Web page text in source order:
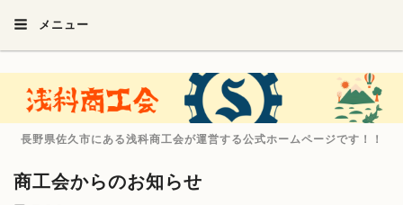
メニュー
長野県佐久市にある浅科商工会が運営する公式ホームページです！！
商工会からのお知らせ